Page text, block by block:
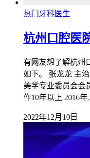
热门牙科医生
杭州口腔医
有网友想了解杭州
如下。 张龙龙 主
美学专业委员会会
作10年以上 2016
2022年12月10日